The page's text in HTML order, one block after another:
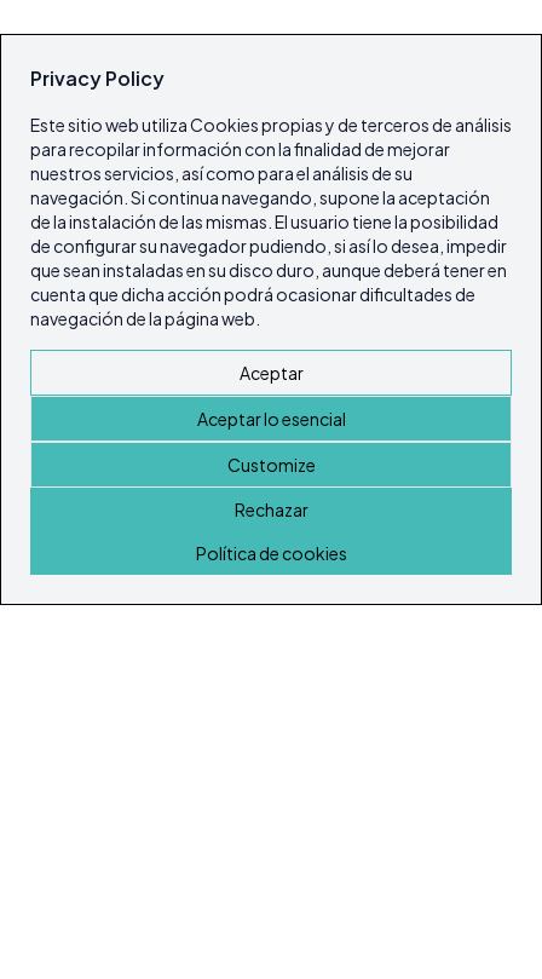
Privacy Policy
Este sitio web utiliza Cookies propias y de terceros de análisis
para recopilar información con la finalidad de mejorar
nuestros servicios, así como para el análisis de su
navegación. Si continua navegando, supone la aceptación
de la instalación de las mismas. El usuario tiene la posibilidad
de configurar su navegador pudiendo, si así lo desea, impedir
que sean instaladas en su disco duro, aunque deberá tener en
cuenta que dicha acción podrá ocasionar dificultades de
navegación de la página web.
Aceptar
Aceptar lo esencial
Customize
Rechazar
Política de cookies